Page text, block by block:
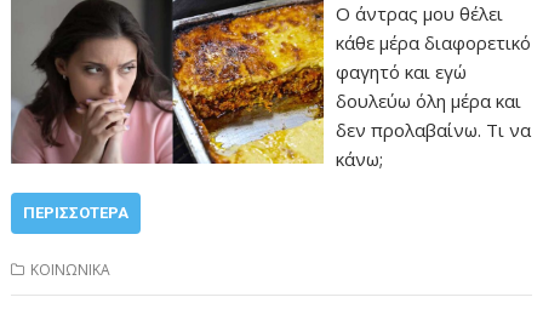
Ο άντρας μου θέλει
κάθε μέρα διαφορετικό
φαγητό και εγώ
δουλεύω όλη μέρα και
δεν προλαβαίνω. Τι να
κάνω;
ΠΕΡΙΣΣΌΤΕΡΑ
ΚΟΙΝΩΝΙΚΑ